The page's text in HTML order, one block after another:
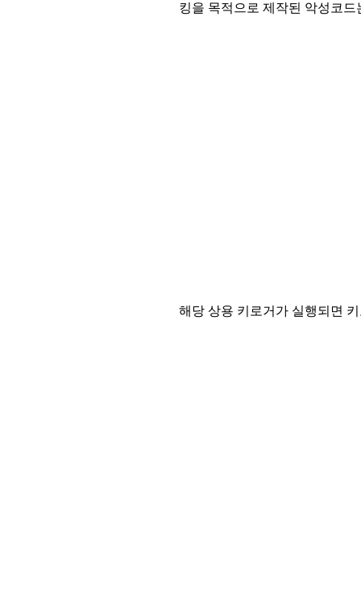
킹을 목적으로 제작된 악성코
해당 상용 키로거가 실행되면